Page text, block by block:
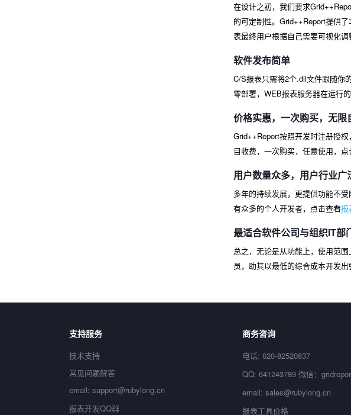
在设计之初，我们要求
的可定制性。Grid++Report提供
表最终用户根据自己需要可视化调
软件发布简单
C/S报表只需将2个.dll文件跟随你
零部署，WEB报表服务器在运行
价格实惠，一次购买，无限
Grid++Report按照开发时注册授
目收费，一次购买，任意使用，点
用户数量众多，用户行业广
多年的持续发展，更提供功能不受
有众多的个人开发者，点击查看报
最适合软件公司与组织IT部
总之，无论是从功能上，使用范
员，助其以最低的综合成本开发出
支持服务
技术支持
常见问题解答
email: support@rubylong.cn
报表开发QQ群
商务咨询
电话: 020-82520837
QQ: 641243789 微信：
email: sales@rubylong.cn
报表工具价格